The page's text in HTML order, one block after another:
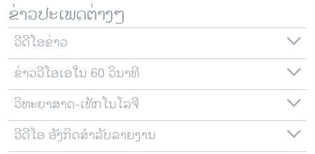
ວີດີໂອ
ສຽງ
ລາຍການກະຈາຍສຽງ
ຕິດຕາມພວກເຮົາ ທີ່
ພາສາຕ່າງໆ
ຂ່າວປະເພດຕ່າງໆ
ວີດີໂອຂ່າວ
ຂ່າວວີໂອເອໃນ 60 ວິນາທີ
ວິທະຍາສາດ-ເທັກໂນໂລຈີ
ວີດີໂອ ອັງກິດສຳລັບລາຍງານ